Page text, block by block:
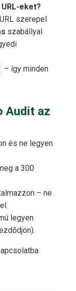
eket?
szerepel
szabállyal
– így minden
Audit az
és ne legyen
a 300
– ne
legyen